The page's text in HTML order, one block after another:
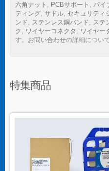
六角ナット
PCBサポート パイ
ティング サドル セキュリティ
ンド
ステンレス鋼バンド ステ
ク
ワイヤーコネクタ ワイヤー
す。 お問い合わせの詳細につい
特集商品